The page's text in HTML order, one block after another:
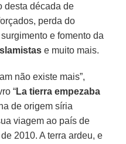
desta década de
perda do
e fomento da
e muito mais.
não existe mais”,
“La tierra empezaba
de origem síria
viagem ao país de
2010. A terra ardeu, e